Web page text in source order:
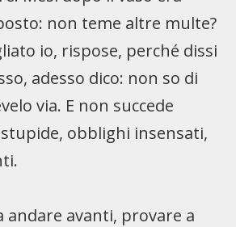
non teme altre multe?
io, rispose, perché dissi
adesso dico: non so di
via. E non succede
obblighi insensati,
andare avanti, provare a